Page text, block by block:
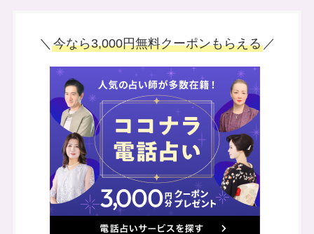
＼ 今なら3,000円無料クーポンもらえる／